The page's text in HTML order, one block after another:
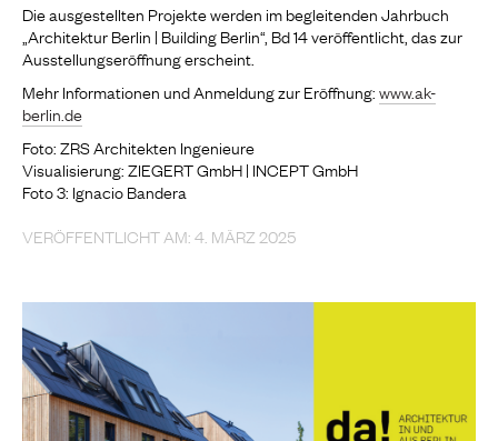
Die ausgestellten Projekte werden im begleitenden Jahrbuch
„Architektur Berlin | Building Berlin“, Bd 14 veröffentlicht, das zur
Ausstellungseröffnung erscheint.
Mehr Informationen und Anmeldung zur Eröffnung:www.ak-
berlin.de
Foto: ZRS Architekten Ingenieure
Visualisierung: ZIEGERT GmbH | INCEPT GmbH
Foto 3: Ignacio Bandera
VERÖFFENTLICHT AM: 4. MÄRZ 2025